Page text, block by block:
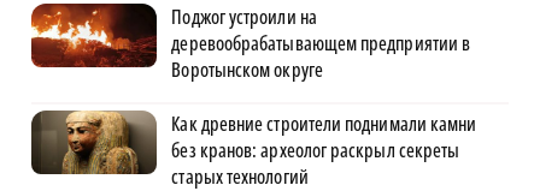
Поджог устроили на
деревообрабатывающем предприятии в
Воротынском округе
Как древние строители поднимали камни
без кранов: археолог раскрыл секреты
старых технологий